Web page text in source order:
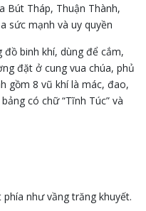
Bút Tháp, Thuận Thành,
sức mạnh và uy quyền
binh khí, dùng để cắm,
đặt ở cung vua chúa, phủ
gồm 8 vũ khí là mác, đao,
có chữ “Tĩnh Túc” và
như vầng trăng khuyết.